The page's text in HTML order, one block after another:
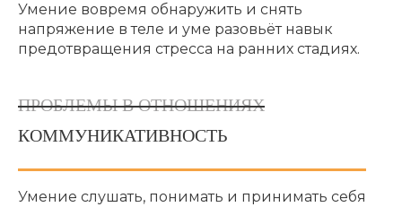
Умение вовремя обнаружить и снять
напряжение в теле и уме разовьёт навык
предотвращения стресса на ранних стадиях.
ПРОБЛЕМЫ В ОТНОШЕНИЯХ
КОММУНИКАТИВНОСТЬ
Умение слушать, понимать и принимать себя